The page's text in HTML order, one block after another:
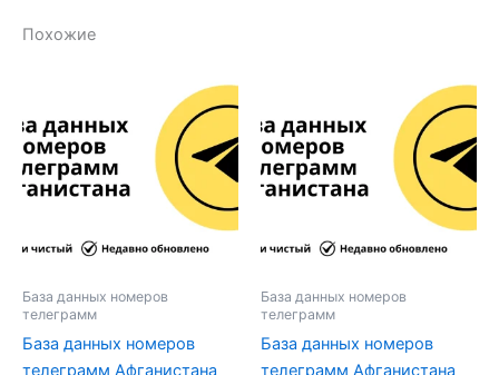
Похожие
База данных номеров
телеграмм
База данных номеров
телеграмм Афганистана
База данных номеров
телеграмм
База данных номеров
телеграмм Афганистана